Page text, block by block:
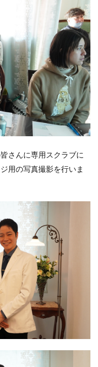
さんに専用スクラブに
用の写真撮影を行いま